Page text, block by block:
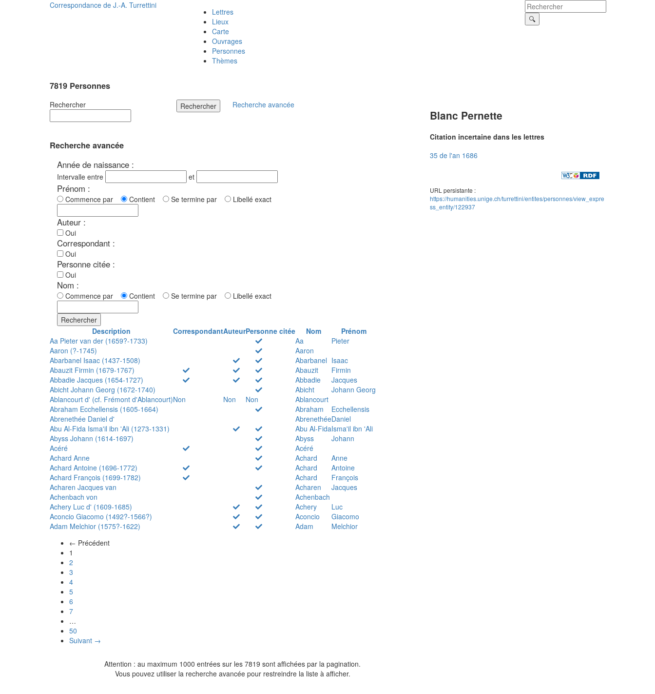
Correspondance de J.-A. Turrettini
Lettres
Lieux
Carte
Ouvrages
Personnes
Thèmes
7819 Personnes
Rechercher Rechercher Recherche avancée
Recherche avancée
Année de naissance :
Intervalle entre et
Prénom :
Commence par Contient Se termine par Libellé exact
Auteur :
Oui
Correspondant :
Oui
Personne citée :
Oui
Nom :
Commence par Contient Se termine par Libellé exact
Rechercher
Description
CorrespondantAuteurPersonne citée Nom
Prénom
Aa Pieter van der (1659?-1733)
Aa
Pieter
Aaron (?-1745)
Aaron
Abarbanel Isaac (1437-1508)
Abarbanel Isaac
Abauzit Firmin (1679-1767)
Abauzit
Firmin
Abbadie Jacques (1654-1727)
Abbadie
Jacques
Abicht Johann Georg (1672-1740)
Abicht
Johann Georg
Ablancourt d' (cf. Frémont d'Ablancourt)Non Non Non
Ablancourt
Abraham Ecchellensis (1605-1664)
Abraham
Ecchellensis
Abrenethée Daniel d'
AbrenethéeDaniel
Abu Al-Fida Isma'il ibn 'Ali (1273-1331)
Abu Al-FidaIsma'il ibn 'Ali
Abyss Johann (1614-1697)
Abyss
Johann
Acéré
Acéré
Achard Anne
Achard
Anne
Achard Antoine (1696-1772)
Achard
Antoine
Achard François (1699-1782)
Achard
François
Acharen Jacques van
Acharen
Jacques
Achenbach von
Achenbach
Achery Luc d' (1609-1685)
Achery
Luc
Aconcio Giacomo (1492?-1566?)
Aconcio
Giacomo
Adam Melchior (1575?-1622)
Adam
Melchior
← Précédent
1
2
3
4
5
6
7
…
50
Suivant →
Attention : au maximum 1000 entrées sur les 7819 sont affichées par la pagination.
Vous pouvez utiliser la recherche avancée pour restreindre la liste à afficher.
Blanc Pernette
Citation incertaine dans les lettres
35 de l'an 1686
URL persistante :
https://humanities.unige.ch/turrettini/entites/personnes/view_expre
ss_entity/122937